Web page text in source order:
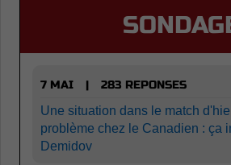
7 MAI |
283 REPONSES
Une situation dans le match
problème chez le Canadien : ça
Demidov